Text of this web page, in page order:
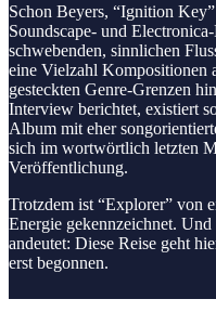
Schon Beyers, “Ignition
Soundscape- und
schwebenden, sinnlichen
eine Vielzahl Kompositionen
gesteckten Genre-Grenzen
Interview berichtet, existiert
Album mit eher
sich im wortwörtlich letzten
Veröffentlichung.
Trotzdem ist “Explorer” von
Energie gekennzeichnet.
andeutet: Diese Reise geht
erst begonnen.